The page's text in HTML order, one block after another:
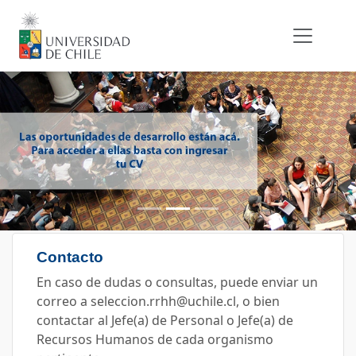
Contacto
En caso de dudas o consultas, puede enviar un
correo a seleccion.rrhh@uchile.cl, o bien
contactar al Jefe(a) de Personal o Jefe(a) de
Recursos Humanos de cada organismo